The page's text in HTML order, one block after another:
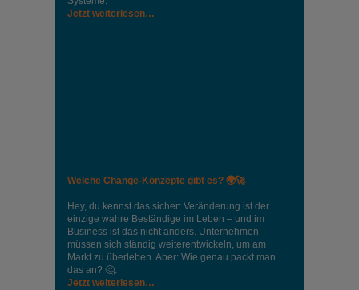
Jetzt weiterlesen…
Welche Change-Konzepte gibt es? 🌍🚀
Hey, du kennst das sicher: Veränderung ist der
einzige wahre Beständige im Leben – und im
Business ist das nicht anders. Unternehmen
müssen sich ständig weiterentwickeln, um am
Markt zu überleben. Aber: Wie genau packt man
das an? 🤔.
Jetzt weiterlesen…